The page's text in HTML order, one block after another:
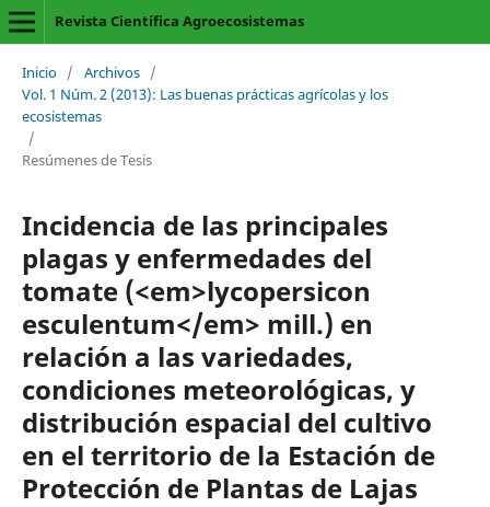
Revista Científica Agroecosistemas
Inicio / Archivos /
Vol. 1 Núm. 2 (2013): Las buenas prácticas agrícolas y los
ecosistemas
/
Resúmenes de Tesis
Incidencia de las principales
plagas y enfermedades del
tomate (<em>lycopersicon
esculentum</em> mill.) en
relación a las variedades,
condiciones meteorológicas, y
distribución espacial del cultivo
en el territorio de la Estación de
Protección de Plantas de Lajas